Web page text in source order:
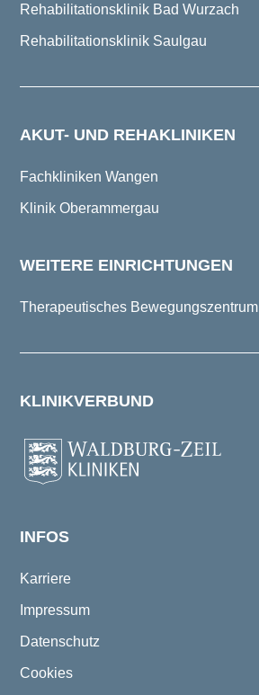
Rehabilitationsklinik Bad Wurzach
Rehabilitationsklinik Saulgau
AKUT- UND REHAKLINIKEN
Fachkliniken Wangen
Klinik Oberammergau
WEITERE EINRICHTUNGEN
Therapeutisches Bewegungszentrum
KLINIKVERBUND
INFOS
Karriere
Impressum
Datenschutz
Cookies